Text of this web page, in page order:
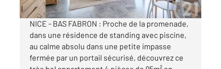
NICE - BAS FABRON : Proche de la promenade,
dans une résidence de standing avec piscine,
au calme absolu dans une petite impasse
fermée par un portail sécurisé, découvrez ce